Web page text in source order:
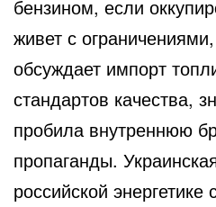
бензином, если
живет с
обсуждает импорт
стандартов качества,
пробила внутреннюю
пропаганды.
российской